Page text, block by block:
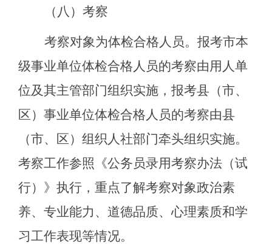
（ 八 ）考察
考察对象为体检合格人员。报考市本
级事业单位体检合格人员的考察由用人单
位及其主管部门组织实施，报考县（市、
区）事业单位体检合格人员的考察由县
（市、区）组织人社部门牵头组织实施。
考察工作参照《公务员录用考察办法（试
行）》执行，重点了解考察对象政治素
养、专业能力、道德品质、心理素质和学
习工作表现等情况。